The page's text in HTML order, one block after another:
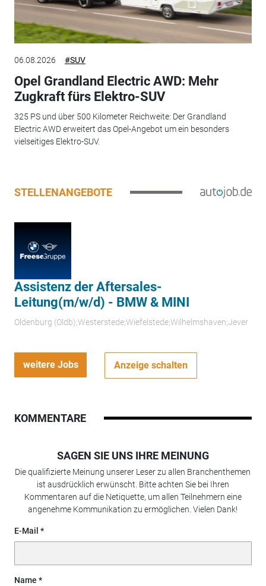
06.08.2026 #SUV
Opel Grandland Electric AWD: Mehr
Zugkraft fürs Elektro-SUV
325 PS und über 500 Kilometer Reichweite: Der Grandland
Electric AWD erweitert das Opel-Angebot um ein besonders
vielseitiges Elektro-SUV.
STELLENANGEBOTE
Assistenz der Aftersales-
Leitung(m/w/d) - BMW & MINI
Oldenburg (Oldb);Westerstede;Wiefelstede;Wilhelmshaven;Jever
weitere Jobs Anzeige schalten
KOMMENTARE
SAGEN SIE UNS IHRE MEINUNG
Die qualifizierte Meinung unserer Leser zu allen Branchenthemen
ist ausdrücklich erwünscht. Bitte achten Sie bei Ihren
Kommentaren auf die Netiquette, um allen Teilnehmern eine
angenehme Kommunikation zu ermöglichen. Vielen Dank!
E-Mail
Name